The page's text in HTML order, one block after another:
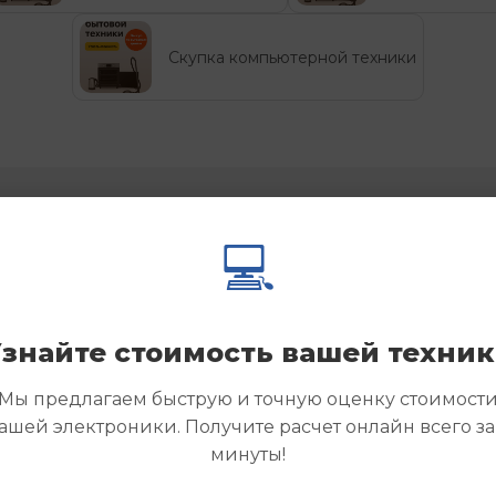
Скупка компьютерной техники
ответы на вопросы,
нам потенциальные
💻
стоимость вашей
Мы предлагаем быструю и точную оценку стоимости
электроники. Получите расчет онлайн всего
минуты!